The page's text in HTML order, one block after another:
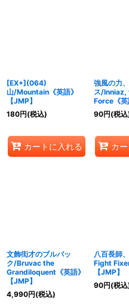
[EX+](064)
山/Mountain《英語》
【JMP】
180円(税込)
カートに入れる
強風の力
ス/Inniaz,
Force《英
90円(税
カ
文飾衒才のブルバッ
ク/Bruvac the
Grandiloquent《英語》
【JMP】
4,990円(税込)
八百長師
Fight
【JMP】
90円(税